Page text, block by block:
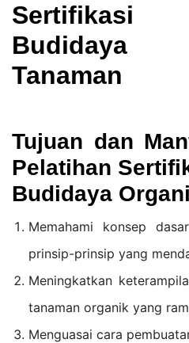
Sertifikasi
Tanaman
Tujuan dan
Pelatihan
Budidaya
Memahami konsep
prinsip-prinsip yang
Meningkatkan
tanaman organik yang
Menguasai cara